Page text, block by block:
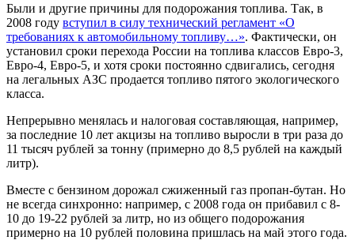
Были и другие причины для подорожания топлива. Так, в
2008 году вступил в силу технический регламент «О
требованиях к автомобильному топливу…». Фактически, он
установил сроки перехода России на топлива классов Евро-3,
Евро-4, Евро-5, и хотя сроки постоянно сдвигались, сегодня
на легальных АЗС продается топливо пятого экологического
класса.
Непрерывно менялась и налоговая составляющая, например,
за последние 10 лет акцизы на топливо выросли в три раза до
11 тысяч рублей за тонну (примерно до 8,5 рублей на каждый
литр).
Вместе с бензином дорожал сжиженный газ пропан-бутан. Но
не всегда синхронно: например, с 2008 года он прибавил с 8-
10 до 19-22 рублей за литр, но из общего подорожания
примерно на 10 рублей половина пришлась на май этого года.